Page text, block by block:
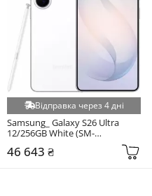
Відправка через 4 дні
Samsung_ Galaxy S26 Ultra
12/256GB White (SM-
46 643 ₴